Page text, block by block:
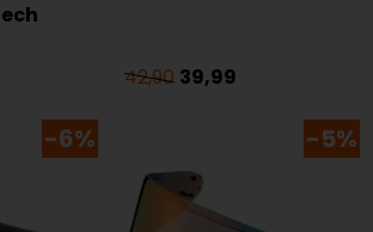
42,90 39,99
-6% -5%